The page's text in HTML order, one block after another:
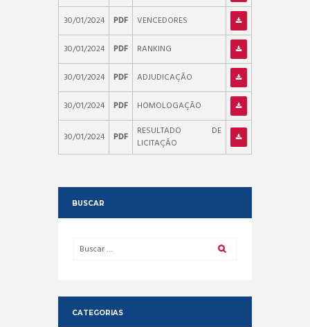
30/01/2024 PDF VENCEDORES
30/01/2024 PDF RANKING
30/01/2024 PDF ADJUDICAÇÃO
30/01/2024 PDF HOMOLOGAÇÃO
30/01/2024 PDF
RESULTADO DE
LICITAÇÃO
BUSCAR
CATEGORIAS